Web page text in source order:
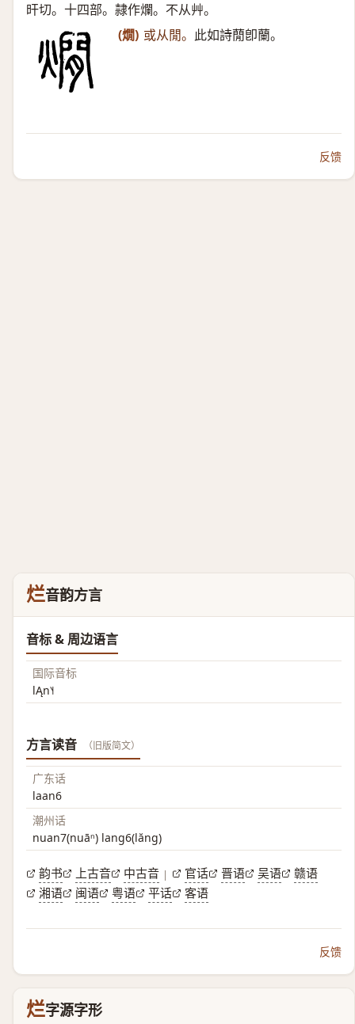
旰切。十四部。隷作爛。不从艸。
(燗) 或从閒。 此如詩蕑卽蘭。
反馈
烂音韵方言
音标 & 周边语言
国际音标
lĄn˥˧
方言读音 （旧版简文）
广东话
laan6
潮州话
nuan7(nuāⁿ) lang6(lăng)
韵书 上古音 中古音 | 官话 晋语 吴语
赣语
湘语
闽语 粤语 平话 客语
反馈
烂字源字形